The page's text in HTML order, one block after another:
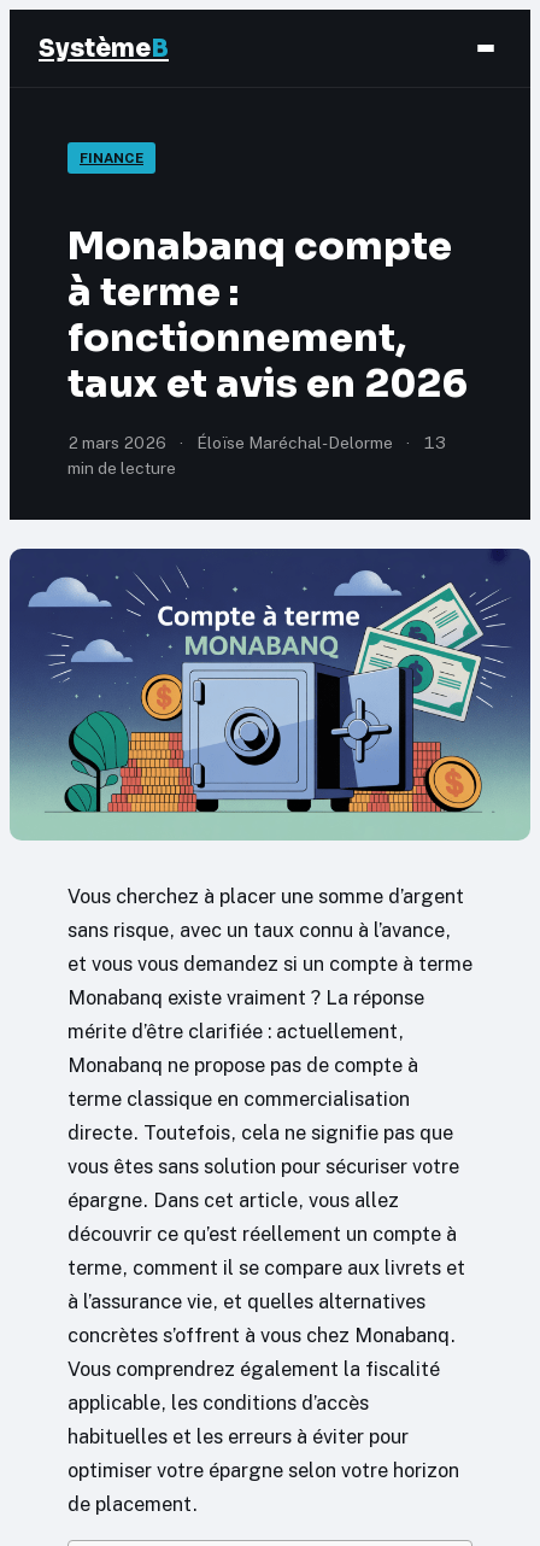
SystèmeB
Finance
Éducation & Emploi
Marketing
FINANCE
Monabanq compte
à terme :
fonctionnement,
taux et avis en 2026
2 mars 2026 · Éloïse Maréchal-Delorme ·
13
min de lecture
Vous cherchez à placer une somme d’argent
sans risque, avec un taux connu à l’avance,
et vous vous demandez si un compte à terme
Monabanq existe vraiment ? La réponse
mérite d’être clarifiée : actuellement,
Monabanq ne propose pas de compte à
terme classique en commercialisation
directe. Toutefois, cela ne signifie pas que
vous êtes sans solution pour sécuriser votre
épargne. Dans cet article, vous allez
découvrir ce qu’est réellement un compte à
terme, comment il se compare aux livrets et
à l’assurance vie, et quelles alternatives
concrètes s’offrent à vous chez Monabanq.
Vous comprendrez également la fiscalité
applicable, les conditions d’accès
habituelles et les erreurs à éviter pour
optimiser votre épargne selon votre horizon
de placement.